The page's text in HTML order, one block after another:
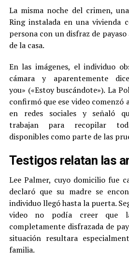
La misma noche del crimen,
Ring instalada en una vivienda
persona con un disfraz de
de la casa.
En las imágenes, el individuo
cámara y aparentemente
you» («Estoy buscándote»). La
confirmó que ese video
en redes sociales y señaló
trabajan para recopilar
disponibles como parte de las
Testigos relatan las
Lee Palmer, cuyo domicilio fue
declaró que su madre se
individuo llegó hasta la puerta.
video no podía creer que
completamente disfrazada de
situación resultara
familia.